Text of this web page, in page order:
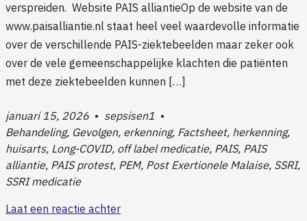
verspreiden. Website PAIS alliantieOp de website van de
www.paisalliantie.nl staat heel veel waardevolle informatie
over de verschillende PAIS-ziektebeelden maar zeker ook
over de vele gemeenschappelijke klachten die patiënten
met deze ziektebeelden kunnen […]
januari 15, 2026 • sepsisen1 •
Behandeling, Gevolgen, erkenning, Factsheet, herkenning,
huisarts, Long-COVID, off label medicatie, PAIS, PAIS
alliantie, PAIS protest, PEM, Post Exertionele Malaise, SSRI,
SSRI medicatie
Laat een reactie achter